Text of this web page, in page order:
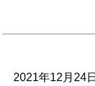
2021年12月24日